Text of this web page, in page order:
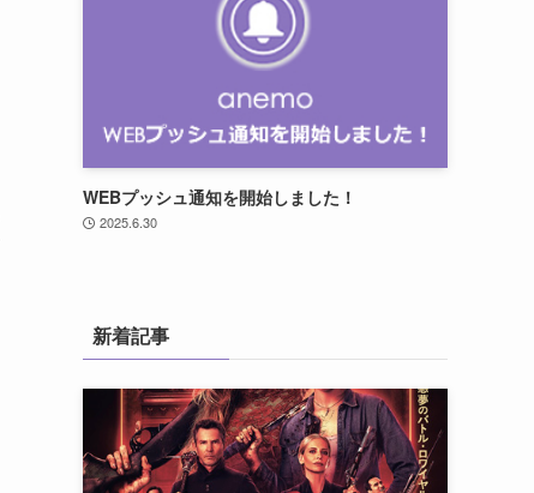
WEBプッシュ通知を開始しました！
2025.6.30
新着記事